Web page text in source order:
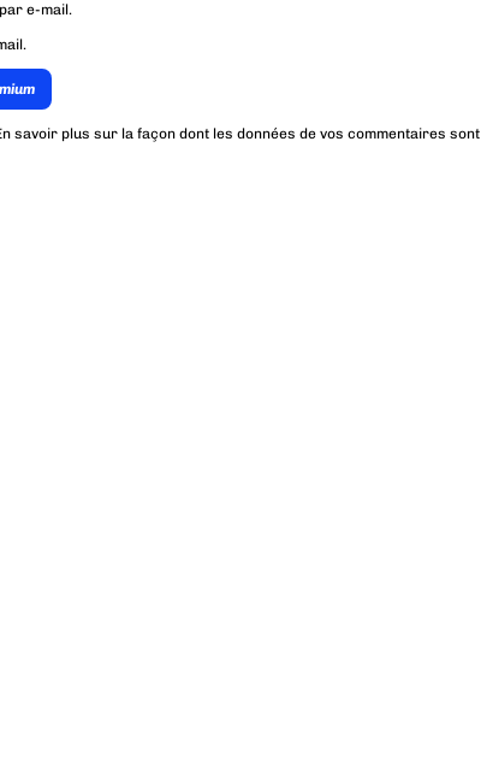
e-mail.
savoir plus sur la façon dont les données de vos commentaires sont